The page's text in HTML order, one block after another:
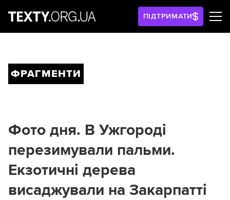
ПІДТРИМАТИ
ФРАГМЕНТИ
Фото дня. В Ужгороді
перезимували пальми.
Екзотичні дерева
висаджували на Закарпатті